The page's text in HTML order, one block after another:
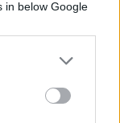
in below Google
, tanto più
forte,
te, amico